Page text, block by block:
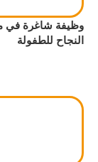
وظيفة شاغرة في
النجاح للطفولة